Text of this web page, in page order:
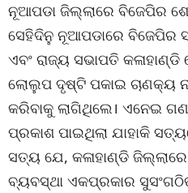
ନୂଆପଡା ଜିଲ୍ଲାରେ ବିଜେପିର
ସେହିଦିନୁ ନୂଆପଡାରେ ବିଜେପିର
ଏବଂ ରାଜ୍ୟ ସଭାପତି
ଲୋଲୁପ ଦୃଷ୍ଟି ପକାଇ ଚାଣକ୍ୟ
କରିବାକୁ ଲାଗିଥିଲେ। ଏନେଇ
ପ୍ରକାଶ ପାଇଥିଲା ଯାହାକି
ସତ୍ୟ ଯେ, କଳାହାଣ୍ଡି
ବ୍ୟବସ୍ଥା ଏକପ୍ରକାର ସୁସଂଗଠିତ